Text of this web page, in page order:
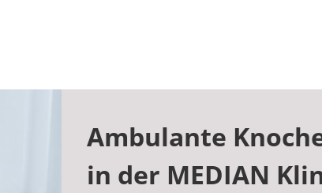
Ambulante
in der MEDIAN